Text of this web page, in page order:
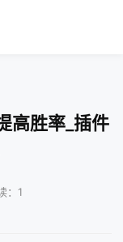
高胜率_插件
：1